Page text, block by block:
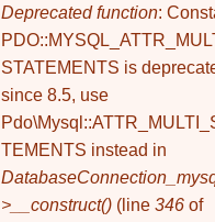
Deprecated function:
STATEMENTS is
since 8.5, use
TEMENTS instead in
>__construct() (line 346 of